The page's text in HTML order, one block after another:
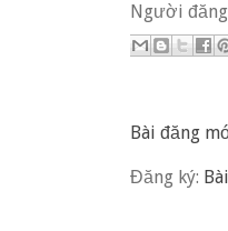
Người
Bài đăng
Đăng ký: